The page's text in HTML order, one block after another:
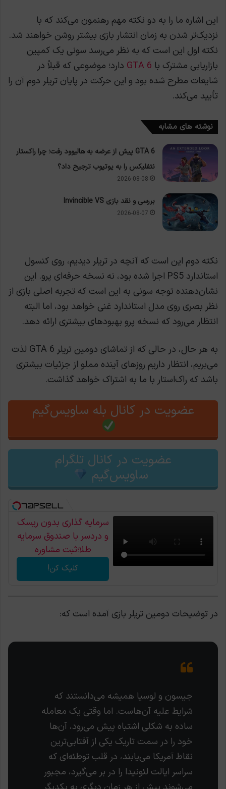
این اشاره ما را به دو نکته مهم رهنمون می‌کند که با
نزدیک‌تر شدن به زمان انتشار بازی بیشتر روشن خواهند شد.
نکته اول این است که به نظر می‌رسد سونی یک کمپین
بازاریابی مشترک با GTA 6 دارد؛ موضوعی که قبلاً در
شایعات مطرح شده بود و این حرکت در پایان تریلر دوم آن را
تأیید می‌کند.
نوشته های مشابه
GTA 6 پیش از عرضه به هالیوود رفت؛ چرا راکستار
نتفلیکس را به یوتیوب ترجیح داد؟
2026-08-08
بررسی و نقد بازی Invincible VS
2026-08-07
نکته دوم این است که آنچه در تریلر دیدیم، روی کنسول
استاندارد PS5 اجرا شده بود، نه نسخه حرفه‌ای پرو. این
نشان‌دهنده توجه سونی به این است که تجربه اصلی بازی از
نظر بصری روی مدل استاندارد غنی خواهد بود، اما البته
انتظار می‌رود که نسخه پرو بهبودهای بیشتری ارائه دهد.
به هر حال، در حالی که از تماشای دومین تریلر GTA 6 لذت
می‌بریم، انتظار داریم روزهای آینده مملو از جزئیات بیشتری
باشد که راک‌استار با ما به اشتراک خواهد گذاشت.
عضویت در کانال بله ساویس‌گیم
عضویت در کانال تلگرام
ساویس‌گیم
سرمایه گذاری بدون ریسک
و دردسر با صندوق سرمایه
طلا؛ثبت مشاوره
کلیک کن!
در توضیحات دومین تریلر بازی آمده است که:
جیسون و لوسیا همیشه می‌دانستند که
شرایط علیه آن‌هاست. اما وقتی یک معامله
ساده به شکلی اشتباه پیش می‌رود، آن‌ها
خود را در سمت تاریک یکی از آفتابی‌ترین
نقاط آمریکا می‌یابند، در قلب توطئه‌ای که
سراسر ایالت لئونیدا را در بر می‌گیرد، مجبور